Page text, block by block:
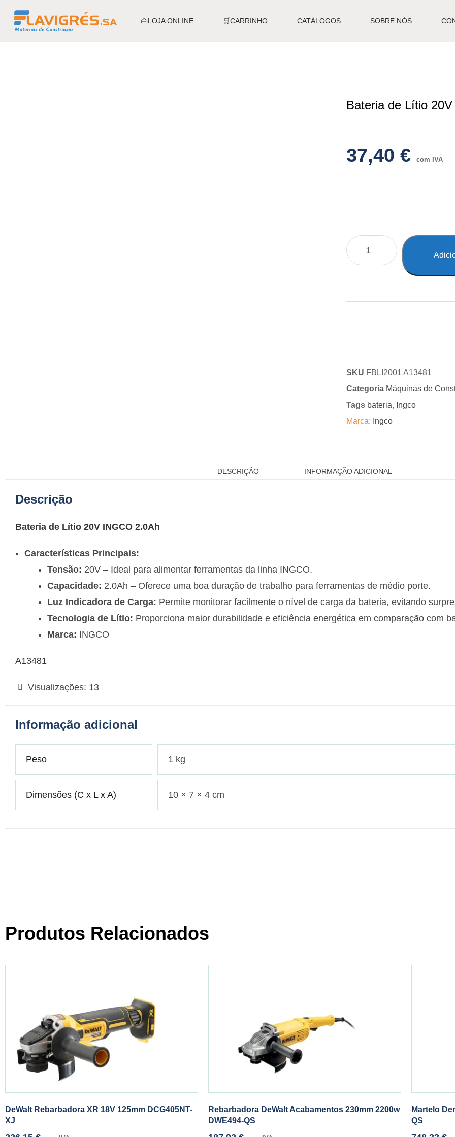
👜LOJA ONLINE 🛒CARRINHO CATÁLOGOS SOBRE NÓS
Bateria de Lítio
37,40 € com IVA
SKU FBLI2001 A13481
Categoria Máquinas de
Tags bateria, Ingco
Marca: Ingco
DESCRIÇÃO INFORMAÇÃO ADICIONAL
Descrição
Bateria de Lítio 20V INGCO 2.0Ah
Características Principais:
Tensão: 20V – Ideal para alimentar ferramentas da linha INGCO.
Capacidade: 2.0Ah – Oferece uma boa duração de trabalho para ferramentas de médio porte.
Luz Indicadora de Carga: Permite monitorar facilmente o nível de carga da bateria, evitando
Tecnologia de Lítio: Proporciona maior durabilidade e eficiência energética em comparação com
Marca: INGCO
A13481
Visualizações: 13
Informação adicional
Peso 1 kg
Dimensões (C x L x A) 10 × 7 × 4 cm
Produtos Relacionados
DeWalt Rebarbadora XR 18V 125mm DCG405NT-
XJ
Rebarbadora DeWalt Acabamentos 230mm 2200w
DWE494-QS
Martelo
QS